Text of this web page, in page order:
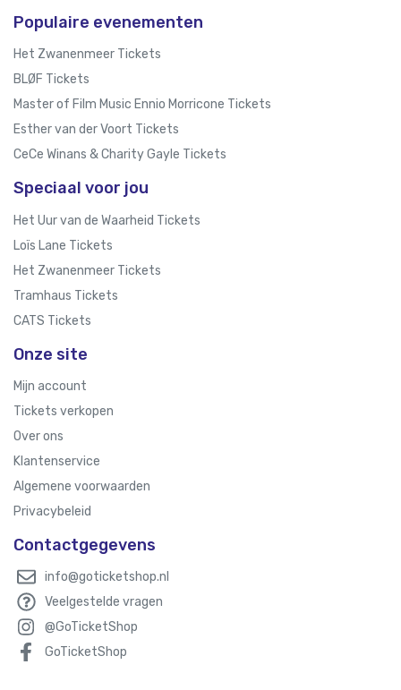
Populaire evenementen
Het Zwanenmeer Tickets
BLØF Tickets
Master of Film Music Ennio Morricone Tickets
Esther van der Voort Tickets
CeCe Winans & Charity Gayle Tickets
Speciaal voor jou
Het Uur van de Waarheid Tickets
Loïs Lane Tickets
Het Zwanenmeer Tickets
Tramhaus Tickets
CATS Tickets
Onze site
Mijn account
Tickets verkopen
Over ons
Klantenservice
Algemene voorwaarden
Privacybeleid
Contactgegevens
info@goticketshop.nl
Veelgestelde vragen
@GoTicketShop
GoTicketShop